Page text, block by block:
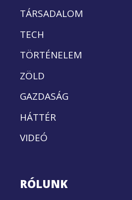
TÁRSADALOM
TECH
TÖRTÉNELEM
ZÖLD
GAZDASÁG
HÁTTÉR
VIDEÓ
RÓLUNK